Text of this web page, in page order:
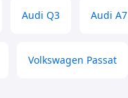
Audi Q3 Audi A7
Volkswagen Passat